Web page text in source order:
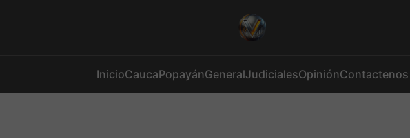
InicioCaucaPopayánGeneralJudicialesOpiniónContactenos